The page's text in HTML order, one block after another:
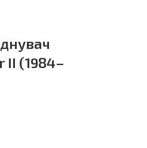
II (1984–